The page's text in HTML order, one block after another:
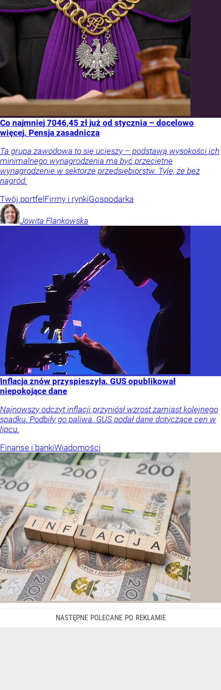
Co najmniej 7046,45 zł już od stycznia – docelowo
więcej. Pensja zasadnicza
Ta grupa zawodowa to się ucieszy – podstawą wysokości ich
minimalnego wynagrodzenia ma być przeciętne
wynagrodzenie w sektorze przedsiębiorstw. Tyle, że bez
nagród.
Twój portfel Firmy i rynkiGospodarka
Jowita Flankowska
Inflacja znów przyspieszyła. GUS opublikował
niepokojące dane
Najnowszy odczyt inflacji przyniósł wzrost zamiast kolejnego
spadku. Podbiły go paliwa. GUS podał dane dotyczące cen w
lipcu.
Finanse i bankiWiadomości